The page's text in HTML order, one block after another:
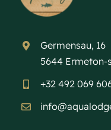
Germensau, 16
5644 Ermeton-
+32 492 069